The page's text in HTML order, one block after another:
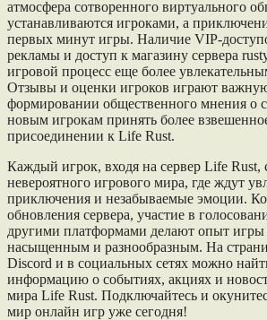
атмосфера сотворенного виртуального
устанавливаются игроками, а
первых минут игры. Наличие VIP-
рекламы и доступ к магазину сервера
игровой процесс еще более
Отзывы и оценки игроков играют
формировании общественного мнения о
новым игрокам принять более
присоединении к Life Rust.
Каждый игрок, входя на сервер Life Rust,
невероятного игрового мира, где ждут
приключения и незабываемые эмоции.
обновления сервера, участие в
другими платформами делают опыт игры
насыщенным и разнообразным. На
Discord и в социальных сетях можно
информацию о событиях, акциях и
мира Life Rust. Подключайтесь и
мир онлайн игр уже сегодня!